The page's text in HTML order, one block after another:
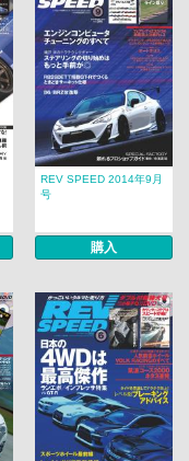
REV SPEED 2014年9月
号
購入